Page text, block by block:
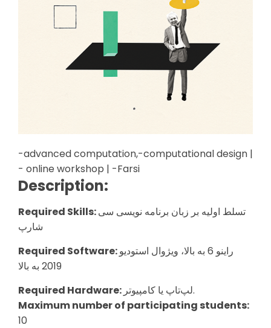
-advanced computation,-computational design |
- online workshop | -Farsi
Description:
Required Skills:تسلط اولیه بر زبان برنامه نویسی سی
شارپ
Required Software:راینو 6 به بالا، ویژوال استودیو
2019 به بالا
Required Hardware:
لپ‌تاپ یا کامپیوتر.
Maximum number of participating students:
10